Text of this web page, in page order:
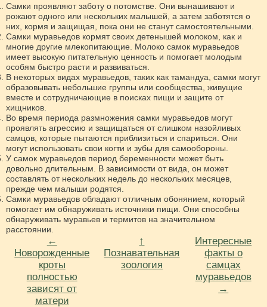
Самки проявляют заботу о потомстве. Они вынашивают и
рожают одного или нескольких малышей, а затем заботятся о
них, кормя и защищая, пока они не станут самостоятельными.
Самки муравьедов кормят своих детенышей молоком, как и
многие другие млекопитающие. Молоко самок муравьедов
имеет высокую питательную ценность и помогает молодым
особям быстро расти и развиваться.
В некоторых видах муравьедов, таких как тамандуа, самки могут
образовывать небольшие группы или сообщества, живущие
вместе и сотрудничающие в поисках пищи и защите от
хищников.
Во время периода размножения самки муравьедов могут
проявлять агрессию и защищаться от слишком назойливых
самцов, которые пытаются приблизиться и спариться. Они
могут использовать свои когти и зубы для самообороны.
У самок муравьедов период беременности может быть
довольно длительным. В зависимости от вида, он может
составлять от нескольких недель до нескольких месяцев,
прежде чем малыши родятся.
Самки муравьедов обладают отличным обонянием, который
помогает им обнаруживать источники пищи. Они способны
обнаруживать муравьев и термитов на значительном
расстоянии.
←
Новорожденные
кроты
полностью
зависят от
матери
↑
Познавательная
зоология
Интересные
факты о
самцах
муравьедов
→